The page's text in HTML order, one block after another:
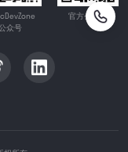
众号
官方公众号